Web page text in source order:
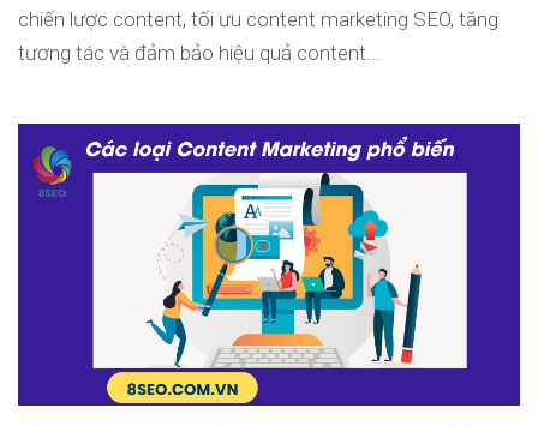
chiến lược content, tối ưu content marketing SEO, tăng
tương tác và đảm bảo hiệu quả content...